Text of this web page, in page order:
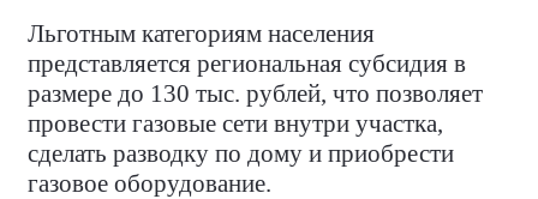
Льготным категориям населения
представляется региональная субсидия в
размере до 130 тыс. рублей, что позволяет
провести газовые сети внутри участка,
сделать разводку по дому и приобрести
газовое оборудование.